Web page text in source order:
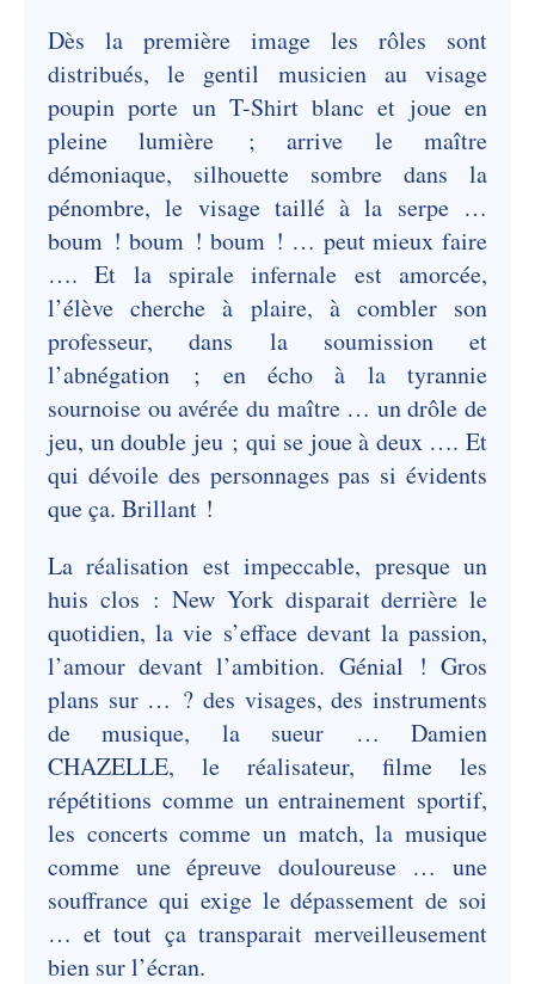
Dès la première image les rôles sont
distribués, le gentil musicien au visage
poupin porte un T-Shirt blanc et joue en
pleine lumière ; arrive le maître
démoniaque, silhouette sombre dans la
pénombre, le visage taillé à la serpe …
boum ! boum ! boum ! … peut mieux faire
…. Et la spirale infernale est amorcée,
l’élève cherche à plaire, à combler son
professeur, dans la soumission et
l’abnégation ; en écho à la tyrannie
sournoise ou avérée du maître … un drôle de
jeu, un double jeu ; qui se joue à deux …. Et
qui dévoile des personnages pas si évidents
que ça. Brillant !
La réalisation est impeccable, presque un
huis clos : New York disparait derrière le
quotidien, la vie s’efface devant la passion,
l’amour devant l’ambition. Génial ! Gros
plans sur … ? des visages, des instruments
de musique, la sueur … Damien
CHAZELLE, le réalisateur, filme les
répétitions comme un entrainement sportif,
les concerts comme un match, la musique
comme une épreuve douloureuse … une
souffrance qui exige le dépassement de soi
… et tout ça transparait merveilleusement
bien sur l’écran.